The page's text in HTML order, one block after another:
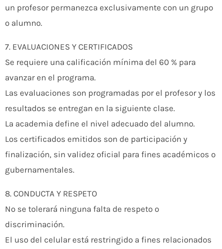
un profesor permanezca exclusivamente con un grupo
o alumno.
7. EVALUACIONES Y CERTIFICADOS
Se requiere una calificación mínima del 60 % para
avanzar en el programa.
Las evaluaciones son programadas por el profesor y los
resultados se entregan en la siguiente clase.
La academia define el nivel adecuado del alumno.
Los certificados emitidos son de participación y
finalización, sin validez oficial para fines académicos o
gubernamentales.
8. CONDUCTA Y RESPETO
No se tolerará ninguna falta de respeto o
discriminación.
El uso del celular está restringido a fines relacionados